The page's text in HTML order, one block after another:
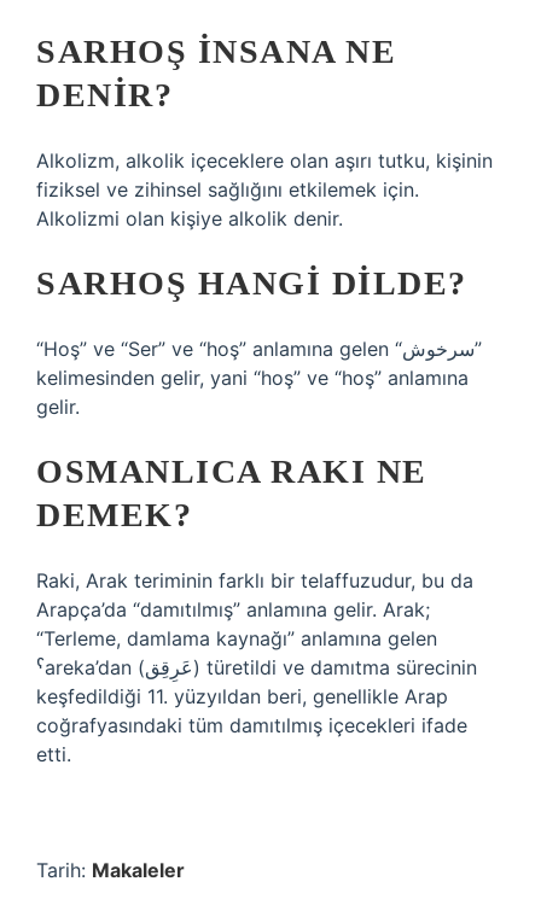
SARHOŞ INSANA NE
DENIR?
Alkolizm, alkolik içeceklere olan aşırı tutku, kişinin
fiziksel ve zihinsel sağlığını etkilemek için.
Alkolizmi olan kişiye alkolik denir.
SARHOŞ HANGI DILDE?
“Hoş” ve “Ser” ve “hoş” anlamına gelen “سرخوش”
kelimesinden gelir, yani “hoş” ve “hoş” anlamına
gelir.
OSMANLICA RAKI NE
DEMEK?
Raki, Arak teriminin farklı bir telaffuzudur, bu da
Arapça’da “damıtılmış” anlamına gelir. Arak;
“Terleme, damlama kaynağı” anlamına gelen
ˁareka’dan (عَرِقِق) türetildi ve damıtma sürecinin
keşfedildiği 11. yüzyıldan beri, genellikle Arap
coğrafyasındaki tüm damıtılmış içecekleri ifade
etti.
Tarih: Makaleler